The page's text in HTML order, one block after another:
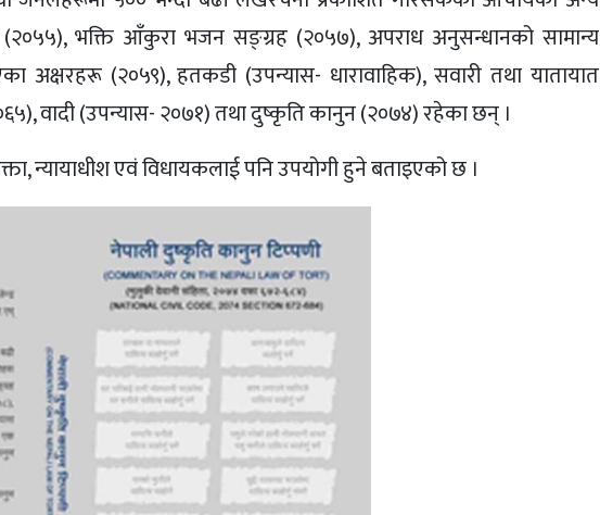
(२०५५), भक्ति आँकुरा भजन सङ्ग्रह (२०५७), अपराध अनुसन्धानको सामान्य
अक्षरहरू (२०५९), हतकडी (उपन्यास- धारावाहिक), सवारी तथा यातायात
वादी (उपन्यास- २०७१) तथा दुष्कृति कानुन (२०७४) रहेका छन् ।
न्यायाधीश एवं विधायकलाई पनि उपयोगी हुने बताइएको छ ।